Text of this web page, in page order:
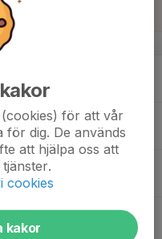
för att vår
dig. De används
att hjälpa oss att
cookies
kakor